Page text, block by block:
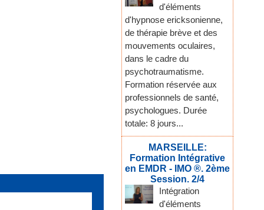
d'éléments
d'hypnose ericksonienne,
de thérapie brève et des
mouvements oculaires,
dans le cadre du
psychotraumatisme.
Formation réservée aux
professionnels de santé,
psychologues. Durée
totale: 8 jours...
MARSEILLE:
Formation Intégrative
en EMDR - IMO ®. 2ème
Session. 2/4
Intégration
d'éléments